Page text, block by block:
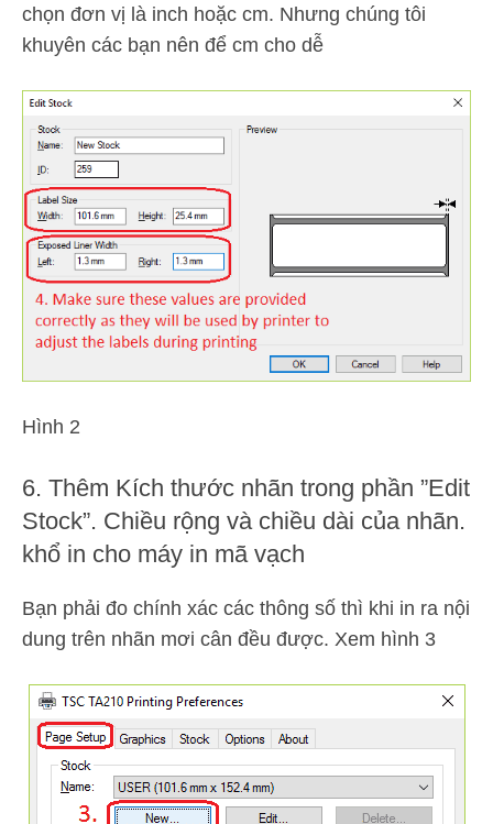
chọn đơn vị là inch hoặc cm. Nhưng chúng tôi
khuyên các bạn nên để cm cho dễ
Hình 2
6. Thêm Kích thước nhãn trong phần ”Edit
Stock”. Chiều rộng và chiều dài của nhãn.
khổ in cho máy in mã vạch
Bạn phải đo chính xác các thông số thì khi in ra nội
dung trên nhãn mơi cân đều được. Xem hình 3